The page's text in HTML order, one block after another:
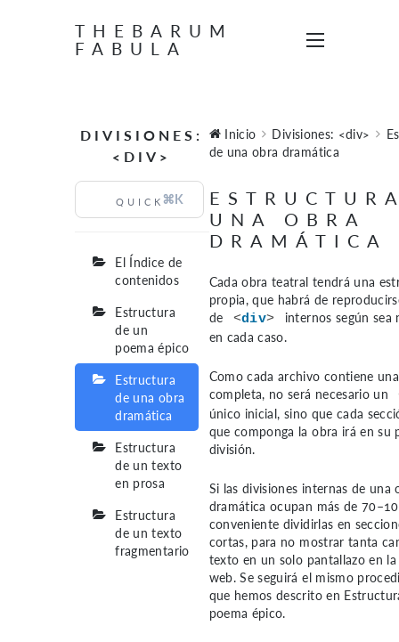
THEBARUM
FABULA
DIVISIONES:
<DIV>
⌘K
El Índice de
contenidos
Estructura
de un
poema épico
Estructura
de una obra
dramática
Estructura
de un texto
en prosa
Estructura
de un texto
fragmentario
Inicio Divisiones: <div>
de una obra dramática
UNA OBRA
DRAMÁTICA
Cada obra teatral tendrá una
propia, que habrá de
de
<div>
internos según sea
en cada caso.
Como cada archivo contiene
completa, no será necesario un
único inicial, sino que cada
que componga la obra irá en su
división.
Si las divisiones internas de una
dramática ocupan más de
conveniente dividirlas en
cortas, para no mostrar tanta
texto en un solo pantallazo en
web. Se seguirá el mismo
que hemos descrito en
poema épico.